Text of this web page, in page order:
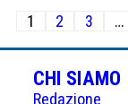
Paginazione
degli
articoli
1 2 3 …
CHI SIAMO
Redazione